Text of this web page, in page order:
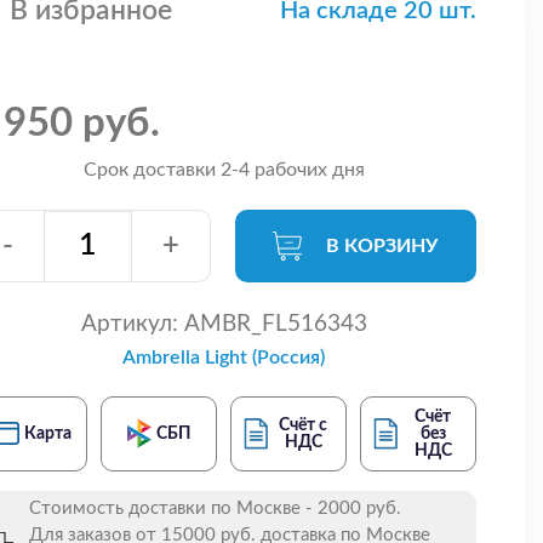
В избранное На складе 20 шт.
руб.
Срок доставки 2-4 рабочих дня
- + В КОРЗИНУ
Артикул: AMBR_FL516343
Ambrella Light (Россия)
Карта СБП
Счёт с
НДС
Счёт
без
НДС
Стоимость доставки по Москве - 2000 руб.
Для заказов от 15000 руб. доставка по Москве